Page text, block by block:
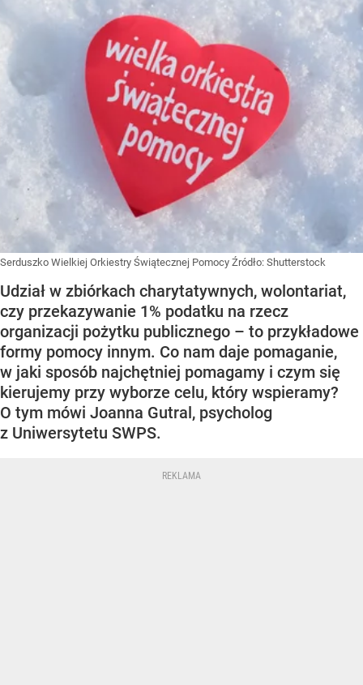
Serduszko Wielkiej Orkiestry Świątecznej Pomocy Źródło: Shutterstock
Udział w zbiórkach charytatywnych, wolontariat,
czy przekazywanie 1% podatku na rzecz
organizacji pożytku publicznego – to przykładowe
formy pomocy innym. Co nam daje pomaganie,
w jaki sposób najchętniej pomagamy i czym się
kierujemy przy wyborze celu, który wspieramy?
O tym mówi Joanna Gutral, psycholog
z Uniwersytetu SWPS.